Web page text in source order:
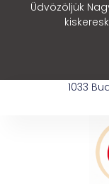
Üdvözöljük
1033